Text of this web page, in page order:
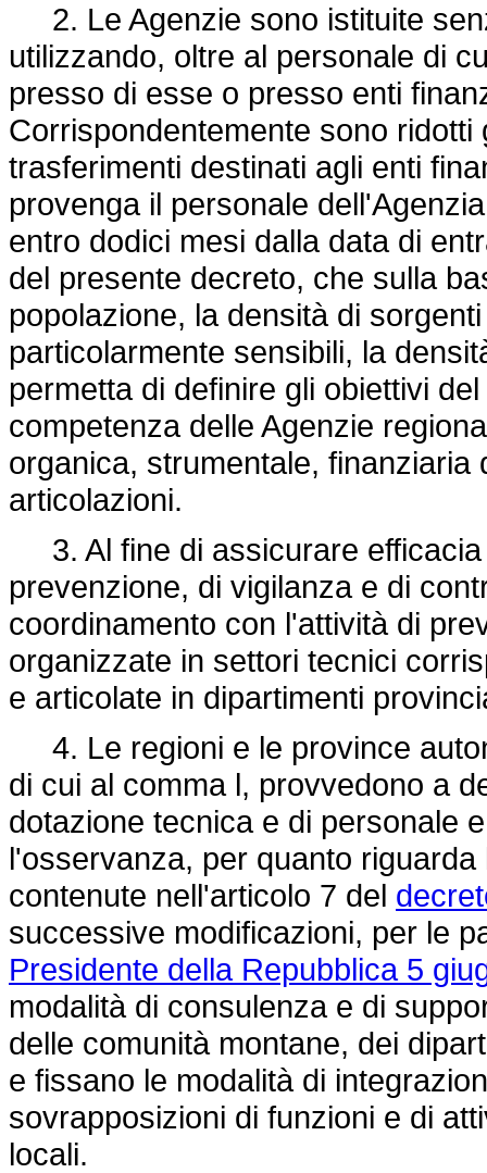
2. Le Agenzie sono istituite
utilizzando, oltre al personale di
presso di esse o presso enti
Corrispondentemente sono
trasferimenti destinati agli enti
provenga il personale
entro dodici mesi dalla data di
del presente decreto, che sulla
popolazione, la densità di
particolarmente sensibili, la
permetta di definire gli obiettivi
competenza delle Agenzie
organica, strumentale, finanziaria
articolazioni.
3. Al fine di assicurare efficacia
prevenzione, di vigilanza e di
coordinamento con l'attività di
organizzate in settori tecnici
e articolate in dipartimenti
4. Le regioni e le province
di cui al comma l, provvedono a
dotazione tecnica e di personale
l'osservanza, per quanto
contenute nell'articolo 7 del
successive modificazioni, per le
Presidente della Repubblica 5
modalità di consulenza e di
delle comunità montane, dei
e fissano le modalità di
sovrapposizioni di funzioni e di
locali.